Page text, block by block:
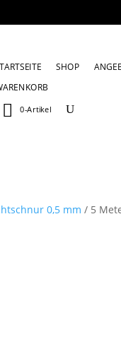
SHOP
0-Artikel
0,5 mm / 5